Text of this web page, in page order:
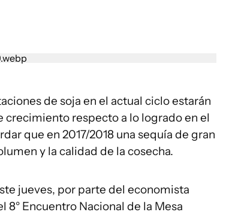
de soja en el actual ciclo estarán
crecimiento respecto a lo logrado en el
que en 2017/2018 una sequía de gran
y la calidad de la cosecha.
jueves, por parte del economista
8° Encuentro Nacional de la Mesa